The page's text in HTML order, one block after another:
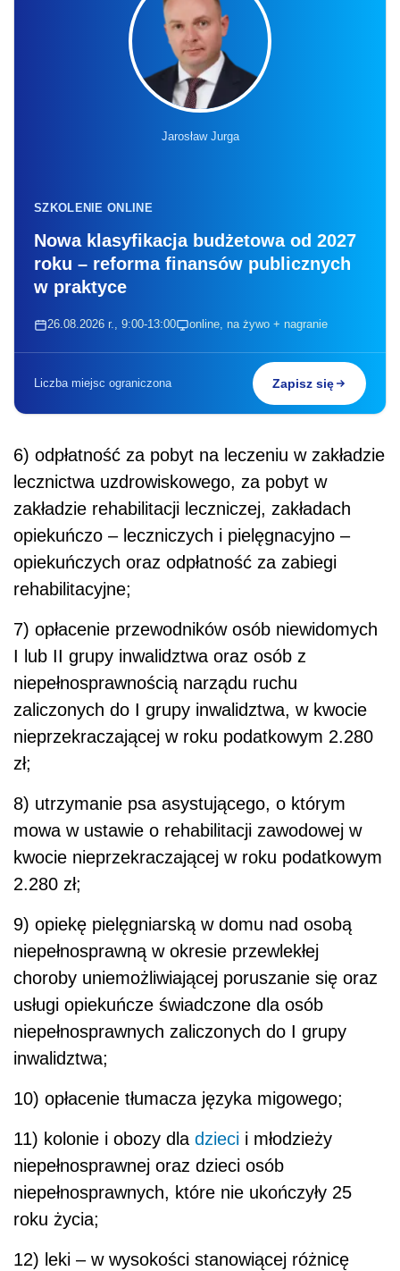
Jarosław Jurga
SZKOLENIE ONLINE
Nowa klasyfikacja budżetowa od 2027
roku – reforma finansów publicznych
w praktyce
26.08.2026 r., 9:00-13:00 online, na żywo + nagranie
Liczba miejsc ograniczona Zapisz się
6) odpłatność za pobyt na leczeniu w zakładzie
lecznictwa uzdrowiskowego, za pobyt w
zakładzie rehabilitacji leczniczej, zakładach
opiekuńczo – leczniczych i pielęgnacyjno –
opiekuńczych oraz odpłatność za zabiegi
rehabilitacyjne;
7) opłacenie przewodników osób niewidomych
I lub II grupy inwalidztwa oraz osób z
niepełnosprawnością narządu ruchu
zaliczonych do I grupy inwalidztwa, w kwocie
nieprzekraczającej w roku podatkowym 2.280
zł;
8) utrzymanie psa asystującego, o którym
mowa w ustawie o rehabilitacji zawodowej w
kwocie nieprzekraczającej w roku podatkowym
2.280 zł;
9) opiekę pielęgniarską w domu nad osobą
niepełnosprawną w okresie przewlekłej
choroby uniemożliwiającej poruszanie się oraz
usługi opiekuńcze świadczone dla osób
niepełnosprawnych zaliczonych do I grupy
inwalidztwa;
10) opłacenie tłumacza języka migowego;
11) kolonie i obozy dla dzieci i młodzieży
niepełnosprawnej oraz dzieci osób
niepełnosprawnych, które nie ukończyły 25
roku życia;
12) leki – w wysokości stanowiącej różnicę